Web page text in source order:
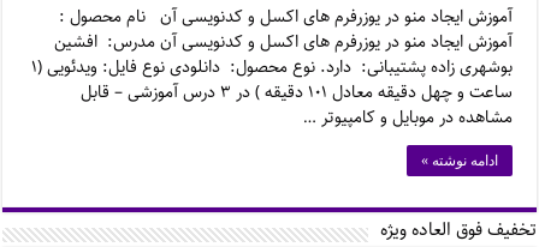
آموزش ایجاد منو در یوزرفرم های اکسل و کدنویسی آن نام محصول :
آموزش ایجاد منو در یوزرفرم های اکسل و کدنویسی آن مدرس: افشین
بوشهری زاده پشتیبانی: دارد. نوع محصول: دانلودی نوع فایل: ویدئویی (۱
ساعت و چهل دقیقه معادل ۱۰۱ دقیقه ) در ۳ درس آموزشی – قابل
مشاهده در موبایل و کامپیوتر …
ادامه نوشته »
تخفیف فوق العاده ویژه